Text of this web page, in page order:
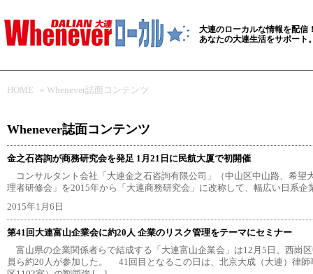
大連のローカルな情報を配信
あなたの大連生活をサポート
HOME » Whenever誌面コンテンツ
Whenever誌面コンテンツ
金之石咨詢が商務研究会を発足 1月21日に民航大厦で初開催
コンサルタント会社「大連金之石咨詢有限公司」（中山区中山路、希望
理者研修会」を2015年から「大連商務研究会」に改称して、幅広い日系
2015年1月6日
第41回大連富山企業会に約20人 企業のリスク管理をテーマにセミナー
富山県の企業関係者らで結成する「大連富山企業会」は12月5日、西崗
員ら約20人が参加した。 41回目となるこの日は、北京大成（大連）律師